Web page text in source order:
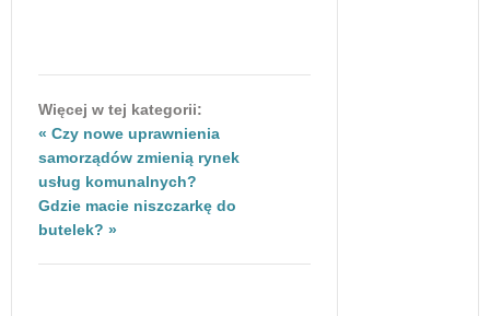
Więcej w tej kategorii:
« Czy nowe uprawnienia
samorządów zmienią rynek
usług komunalnych?
Gdzie macie niszczarkę do
butelek? »